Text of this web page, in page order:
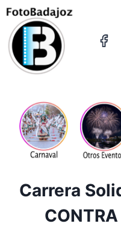
Saltar
contenido
Carrera
CONTRA